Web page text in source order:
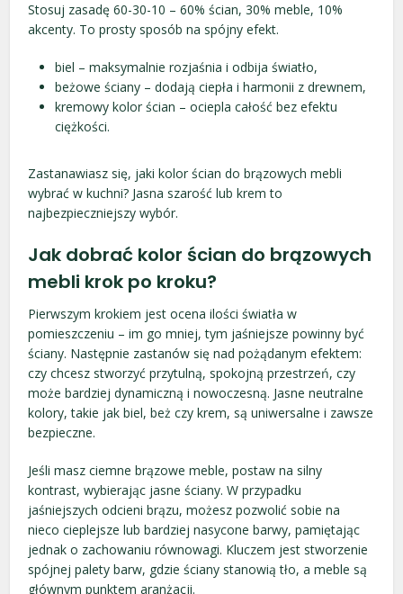
Stosuj zasadę 60-30-10 – 60% ścian, 30% meble, 10%
akcenty. To prosty sposób na spójny efekt.
biel – maksymalnie rozjaśnia i odbija światło,
beżowe ściany – dodają ciepła i harmonii z drewnem,
kremowy kolor ścian – ociepla całość bez efektu
ciężkości.
Zastanawiasz się, jaki kolor ścian do brązowych mebli
wybrać w kuchni? Jasna szarość lub krem to
najbezpieczniejszy wybór.
Jak dobrać kolor ścian do brązowych
mebli krok po kroku?
Pierwszym krokiem jest ocena ilości światła w
pomieszczeniu – im go mniej, tym jaśniejsze powinny być
ściany. Następnie zastanów się nad pożądanym efektem:
czy chcesz stworzyć przytulną, spokojną przestrzeń, czy
może bardziej dynamiczną i nowoczesną. Jasne neutralne
kolory, takie jak biel, beż czy krem, są uniwersalne i zawsze
bezpieczne.
Jeśli masz ciemne brązowe meble, postaw na silny
kontrast, wybierając jasne ściany. W przypadku
jaśniejszych odcieni brązu, możesz pozwolić sobie na
nieco cieplejsze lub bardziej nasycone barwy, pamiętając
jednak o zachowaniu równowagi. Kluczem jest stworzenie
spójnej palety barw, gdzie ściany stanowią tło, a meble są
głównym punktem aranżacji.